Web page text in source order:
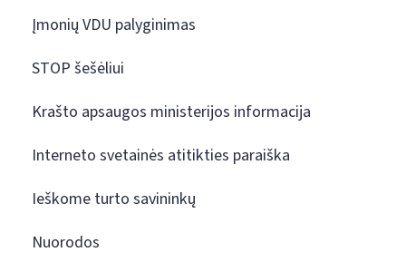
Įmonių VDU palyginimas
STOP šešėliui
Krašto apsaugos ministerijos informacija
Interneto svetainės atitikties paraiška
Ieškome turto savininkų
Nuorodos